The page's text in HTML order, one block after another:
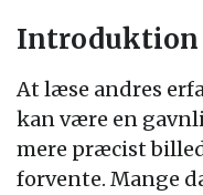
Introduktion
At læse andres
kan være en
mere præcist
forvente. Mange